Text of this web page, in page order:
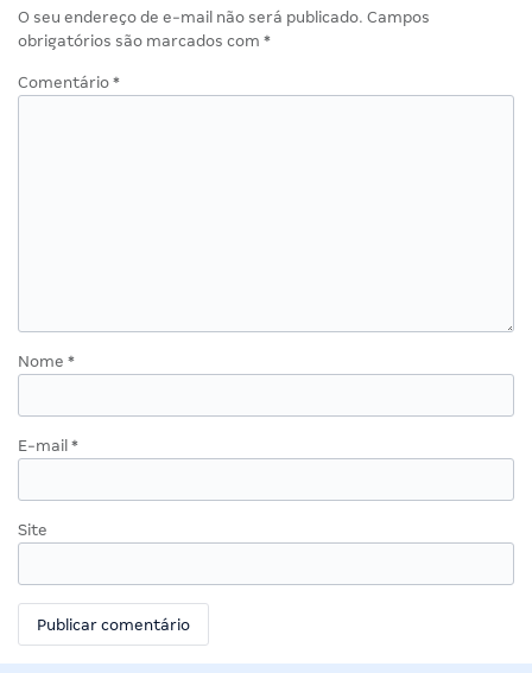
O seu endereço de e-mail não será publicado. Campos
obrigatórios são marcados com *
Comentário *
Nome *
E-mail *
Site